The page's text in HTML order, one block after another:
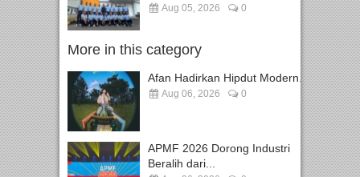
Aug 05, 2026 0
More in this category
Afan Hadirkan Hipdut Modern...
Aug 06, 2026 0
APMF 2026 Dorong Industri
Beralih dari...